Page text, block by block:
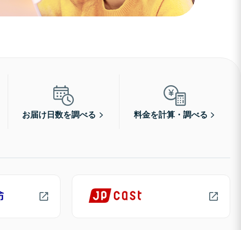
お届け日数を調べる 料金を計算・調べる